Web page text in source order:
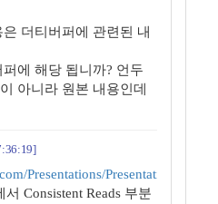
더티버퍼에 관련된 내
에 해당 됩니까? 언두
아니라 원본 내용인데
Presentations/
Consistent Reads 부분